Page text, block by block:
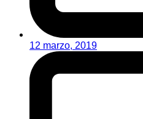
12 marzo, 2019